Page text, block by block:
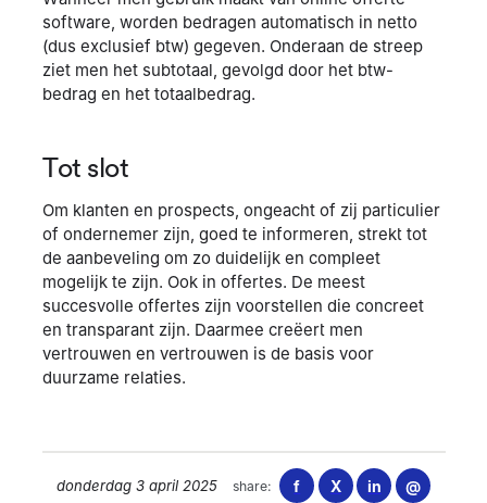
software, worden bedragen automatisch in netto
(dus exclusief btw) gegeven. Onderaan de streep
ziet men het subtotaal, gevolgd door het btw-
bedrag en het totaalbedrag.
Tot slot
Om klanten en prospects, ongeacht of zij particulier
of ondernemer zijn, goed te informeren, strekt tot
de aanbeveling om zo duidelijk en compleet
mogelijk te zijn. Ook in offertes. De meest
succesvolle offertes zijn voorstellen die concreet
en transparant zijn. Daarmee creëert men
vertrouwen en vertrouwen is de basis voor
duurzame relaties.
donderdag 3 april 2025 share: f X in @